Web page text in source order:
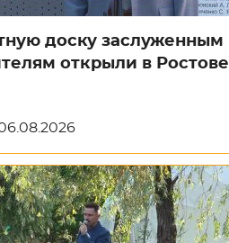
доску заслуженным
открыли в Ростове